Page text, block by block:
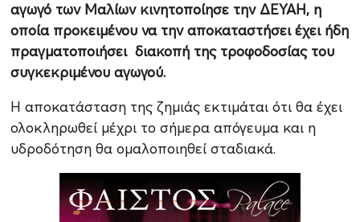
αγωγό των Μαλίωνκινητοποίησε την ΔΕΥΑΗ, η
οποία προκειμένου να την αποκαταστήσει έχει ήδη
πραγματοποιήσει διακοπή της τροφοδοσίας του
συγκεκριμένου αγωγού.
Η αποκατάσταση της ζημιάς εκτιμάται ότι θα έχει
ολοκληρωθεί μέχρι το σήμερα απόγευμα και η
υδροδότηση θα ομαλοποιηθεί σταδιακά.